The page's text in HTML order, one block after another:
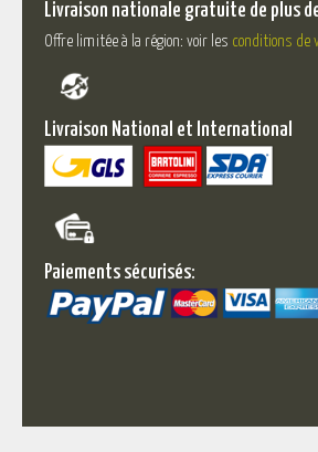
Livraison nationale gratuite de plus
Offre limitée à la région: voir les conditions de
Livraison National et International
Paiements sécurisés: